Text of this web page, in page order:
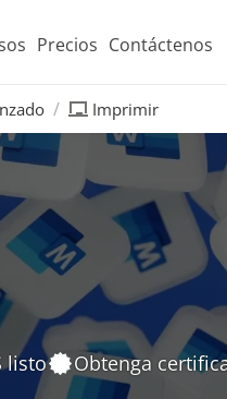
Precios Contáctenos
Imprimir
listo Obtenga